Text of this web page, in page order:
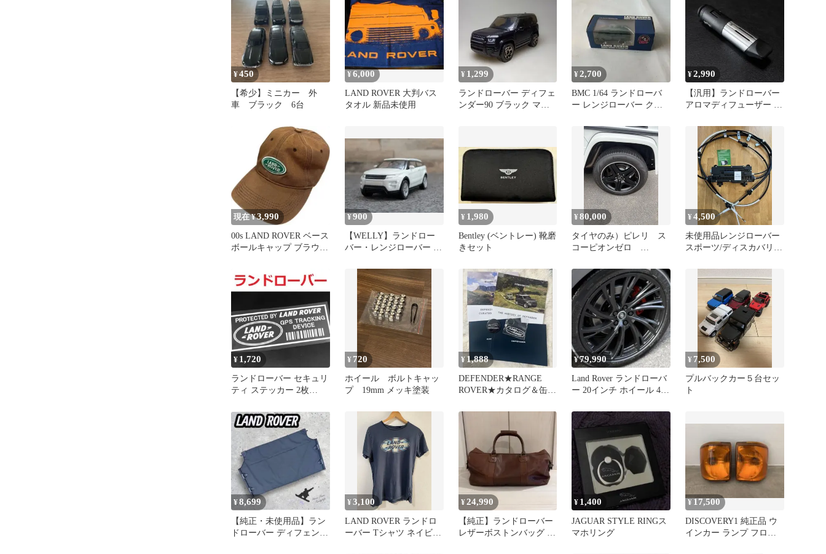
¥450
【希少】ミニカー 外
車 ブラック 6台
¥6,000
LAND ROVER 大判バス
タオル 新品未使用
¥ 1,299
ランドローバー ディフェ
ンダー90 ブラック マッ
¥2,700
BMC 1/64 ランドローバ
ー レンジローバー クラ
¥2,990
【汎用】ランドローバー
アロマディフューザー シ
現在 ¥3,990
00s LAND ROVER ベース
ボールキャップ ブラウン
¥900
【WELLY】ランドロー
バー・レンジローバー イ
¥ 1,980
Bentley (ベントレー) 靴磨
きセット
¥80,000
タイヤのみ）ピレリ ス
コーピオンゼロ
溝
¥4,500
未使用品レンジローバー
スポーツ/ディスカバリー
クチュエータ
¥ 1,720
ランドローバー セキュリ
ティ ステッカー 2枚
¥ 720
ホイール ボルトキャッ
プ 19mm メッキ塗装
¥ 1,888
DEFENDER★RANGE
ROVER★カタログ＆缶バ
¥79,990
Land Rover ランドローバ
ー 20インチ ホイール 4本
¥ 7,500
プルバックカー５台セッ
ト
¥8,699
【純正・未使用品】ラン
ドローバー ディフェンダ
¥3,100
LAND ROVER ランドロ
ーバー Tシャツ ネイビー
¥24,990
【純正】ランドローバー
レザーボストンバッグ 旅
¥ 1,400
JAGUAR STYLE RINGス
マホリング
¥17,500
DISCOVERY1 純正品 ウ
インカー ランプ フロン